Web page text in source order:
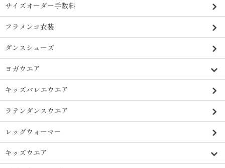
サイズオーダー手数料
フラメンコ衣装
ダンスシューズ
ヨガウエア
キッズバレエウエア
ラテンダンスウエア
レッグウォーマー
キッズウエア